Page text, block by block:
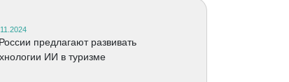
предлагают развивать
ИИ в туризме